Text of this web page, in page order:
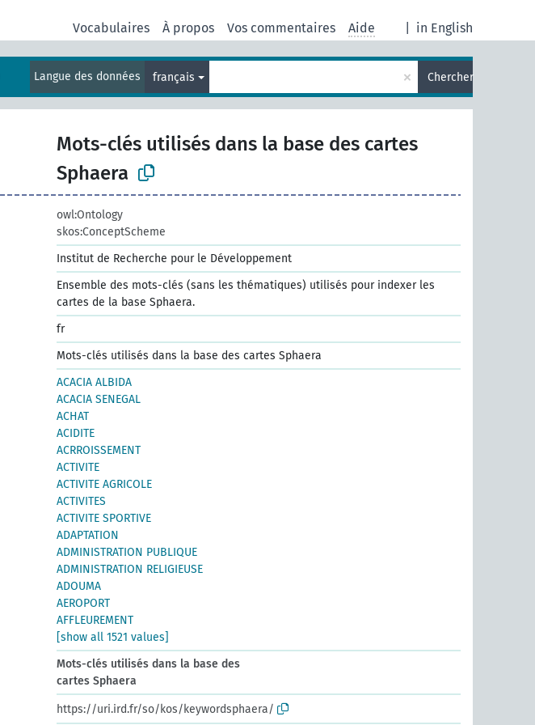
in English
Vocabulaires À propos Vos commentaires Aide
Langue des données français × Chercher
Mots-clés utilisés dans la base des cartes
Sphaera
owl:Ontology
skos:ConceptScheme
Institut de Recherche pour le Développement
Ensemble des mots-clés (sans les thématiques) utilisés pour indexer les
cartes de la base Sphaera.
fr
Mots-clés utilisés dans la base des cartes Sphaera
ACACIA ALBIDA
ACACIA SENEGAL
ACHAT
ACIDITE
ACRROISSEMENT
ACTIVITE
ACTIVITE AGRICOLE
ACTIVITES
ACTIVITE SPORTIVE
ADAPTATION
ADMINISTRATION PUBLIQUE
ADMINISTRATION RELIGIEUSE
ADOUMA
AEROPORT
AFFLEUREMENT
[show all 1521 values]
Mots-clés utilisés dans la base des
cartes Sphaera
https://uri.ird.fr/so/kos/keywordsphaera/